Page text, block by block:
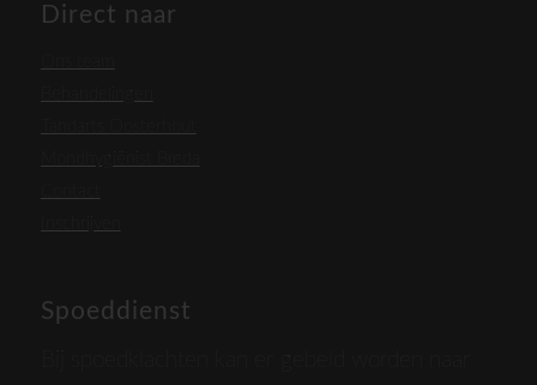
Direct naar
Spoeddienst
Bij spoedklachten kan er gebeld worden naar